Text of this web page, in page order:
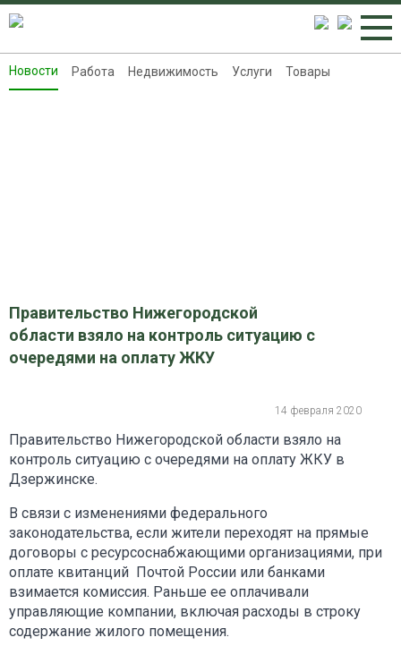
Новости
Новости Работа Недвижимость Услуги Товары
Правительство Нижегородской
области взяло на контроль ситуацию с
очередями на оплату ЖКУ
14 февраля 2020
Правительство Нижегородской области взяло на
контроль ситуацию с очередями на оплату ЖКУ в
Дзержинске.
В связи с изменениями федерального
законодательства, если жители переходят на прямые
договоры с ресурсоснабжающими организациями, при
оплате квитанций Почтой России или банками
взимается комиссия. Раньше ее оплачивали
управляющие компании, включая расходы в строку
содержание жилого помещения.